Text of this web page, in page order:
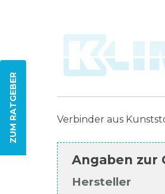
ZUM RATGEBER Verbinder aus
Angaben zur
Hersteller